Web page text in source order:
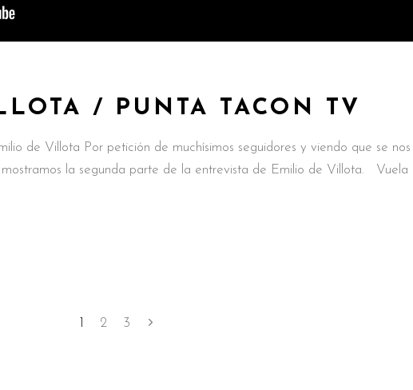
/ PUNTA TACON TV
de Villota Por petición de muchísimos seguidores y viendo que se nos
la segunda parte de la entrevista de Emilio de Villota. Vuela
2 3